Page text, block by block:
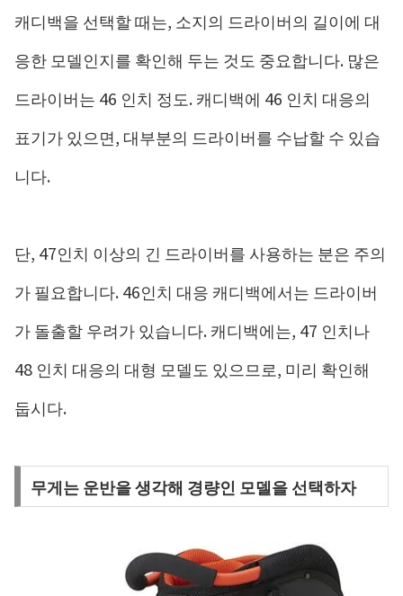
캐디백을 선택할 때는, 소지의 드라이버의 길이에 대
응한 모델인지를 확인해 두는 것도 중요합니다. 많은
드라이버는 46 인치 정도. 캐디백에 46 인치 대응의
표기가 있으면, 대부분의 드라이버를 수납할 수 있습
니다.
단, 47인치 이상의 긴 드라이버를 사용하는 분은 주의
가 필요합니다. 46인치 대응 캐디백에서는 드라이버
가 돌출할 우려가 있습니다. 캐디백에는, 47 인치나
48 인치 대응의 대형 모델도 있으므로, 미리 확인해
둡시다.
무게는 운반을 생각해 경량인 모델을 선택하자